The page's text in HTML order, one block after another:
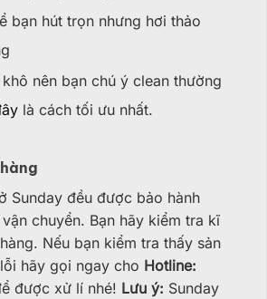
bạn hút trọn nhưng hơi thảo
nên bạn chú ý clean thường
là cách tối ưu nhất.
Sunday đều được bảo hành
chuyển. Bạn hãy kiểm tra kĩ
Nếu bạn kiểm tra thấy sản
hãy gọi ngay cho Hotline:
được xử lí nhé! Lưu ý: Sunday